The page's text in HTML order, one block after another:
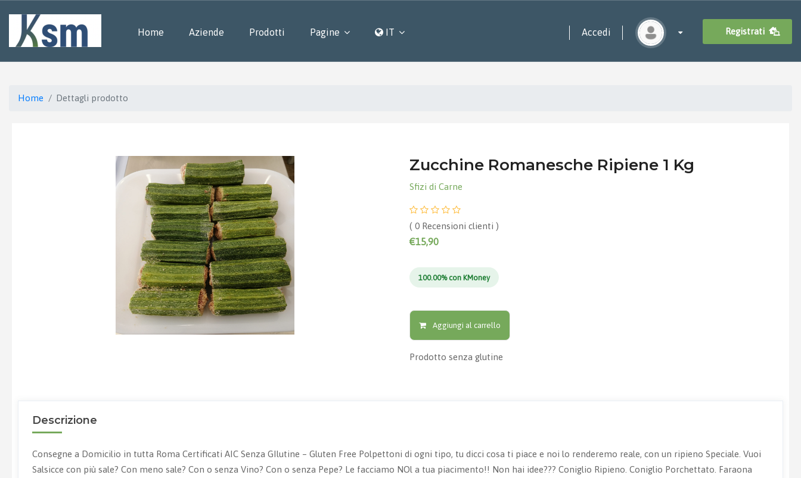
Home Aziende Prodotti Pagine IT Registrati
Accedi
Home Dettagli prodotto
Zucchine Romanesche Ripiene 1 Kg
Sfizi di Carne
( 0 Recensioni clienti )
€15,90
100.00% con KMoney
Aggiungi al carrello
Prodotto senza glutine
Descrizione
Consegne a Domicilio in tutta Roma Certificati AIC Senza GIlutine – Gluten Free Polpettoni di ogni tipo, tu dicci cosa ti piace e noi lo renderemo reale, con un ripieno Speciale. Vuoi
Salsicce con più sale? Con meno sale? Con o senza Vino? Con o senza Pepe? Le facciamo NOl a tua piacimento!! Non hai idee??? Coniglio Ripieno. Coniglio Porchettato. Faraona